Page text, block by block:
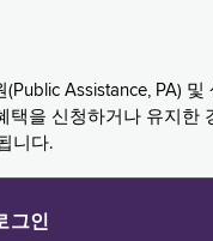
Assistance, PA)
을 신청하거나 유지
니다.
그인